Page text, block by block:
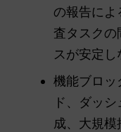
の報告によ
査タスクの
スが安定し
機能ブロッ
ド、ダッ
成、大規模